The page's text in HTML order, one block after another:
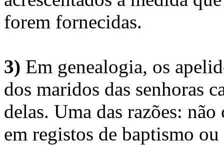
forem fornecidas.
3) Em genealogia, os
dos maridos das senhoras
delas. Uma das razões:
em registos de baptismo